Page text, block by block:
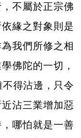
不屬於正宗佛
緣之對象則是
我們所修之相
佛陀的一切，
得沾邊，只令
沾三業增加惡
哪怕就是一善